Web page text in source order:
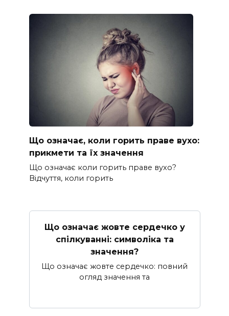
Що означає, коли горить праве вухо:
прикмети та їх значення
Що означає коли горить праве вухо?
Відчуття, коли горить
Що означає жовте сердечко у
спілкуванні: символіка та
значення?
Що означає жовте сердечко: повний
огляд значення та